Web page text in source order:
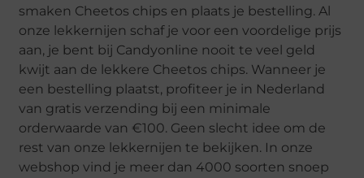
smaken Cheetos chips en plaats je bestelling. Al
onze lekkernijen schaf je voor een voordelige prijs
aan, je bent bij Candyonline nooit te veel geld
kwijt aan de lekkere Cheetos chips. Wanneer je
een bestelling plaatst, profiteer je in Nederland
van gratis verzending bij een minimale
orderwaarde van €100. Geen slecht idee om de
rest van onze lekkernijen te bekijken. In onze
webshop vind je meer dan 4000 soorten snoep